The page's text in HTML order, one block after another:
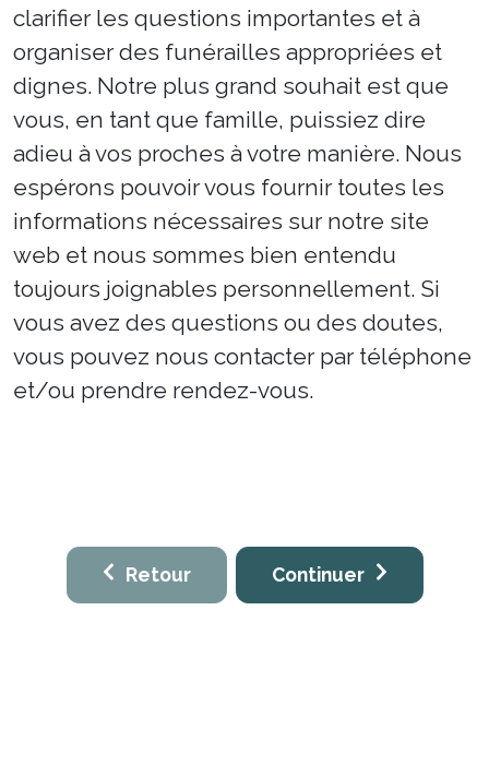
clarifier les questions importantes et à
organiser des funérailles appropriées et
dignes. Notre plus grand souhait est que
vous, en tant que famille, puissiez dire
adieu à vos proches à votre manière. Nous
espérons pouvoir vous fournir toutes les
informations nécessaires sur notre site
web et nous sommes bien entendu
toujours joignables personnellement. Si
vous avez des questions ou des doutes,
vous pouvez nous contacter par téléphone
et/ou prendre rendez-vous.
Retour Continuer